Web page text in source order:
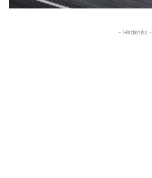
- Hirdetés -